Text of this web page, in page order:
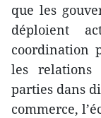
que les
déploient
coordination
les relations
parties dans
commerce,